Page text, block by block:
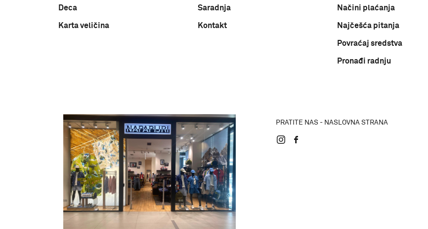
Deca
Karta veličina
Saradnja
Kontakt
Načini plaćanja
Najčešća pitanja
Povraćaj sredstva
Pronađi radnju
PRATITE NAS - NASLOVNA STRANA